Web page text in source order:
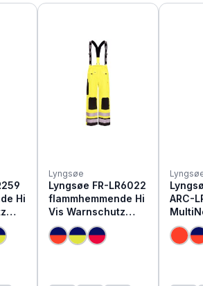
Hi
Lyngsøe
Lyngsøe FR-LR6022
flammhemmende Hi
Vis Warnschutz
Regen Latzhose
ARC-